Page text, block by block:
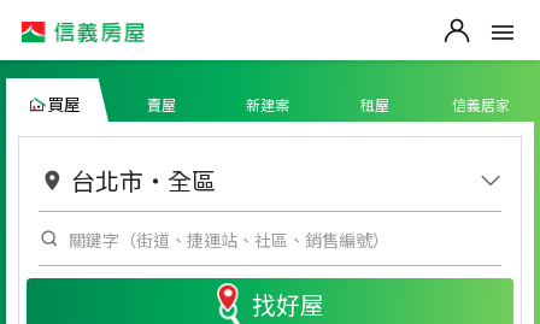
買屋 賣屋 新建案 租屋 信義居家
台北市 ・ 全區
找好屋